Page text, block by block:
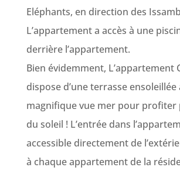
Eléphants, en direction des
L’appartement a accès à une
derrière l’appartement.
Bien évidemment, L’appartement
dispose d’une terrasse ensoleillée
magnifique vue mer pour profiter
du soleil ! L’entrée dans
accessible directement de
à chaque appartement de la